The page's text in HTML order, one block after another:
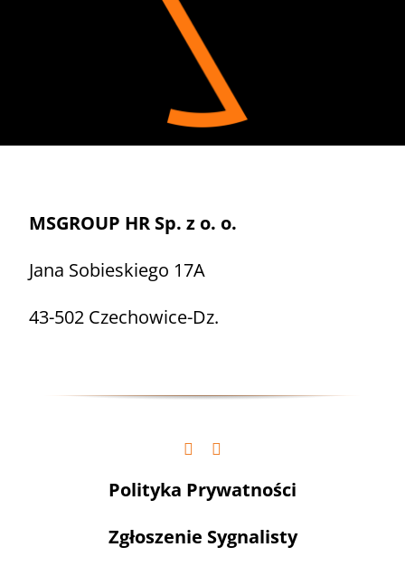
MSGROUP HR Sp. z o. o.
Jana Sobieskiego 17A
43-502 Czechowice-Dz.
Polityka Prywatności
Zgłoszenie Sygnalisty